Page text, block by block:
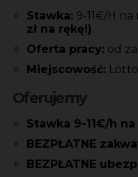
Stawka: 9-11€/H na
zł na rękę!)
Oferta pracy: od
Miejscowość:
Oferujemy
Stawka 9-11€/h na
BEZPŁATNE
BEZPŁATNE